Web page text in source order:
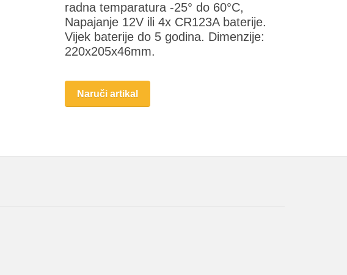
radna temparatura -25° do 60°C,
Napajanje 12V ili 4x CR123A baterije.
Vijek baterije do 5 godina. Dimenzije:
220x205x46mm.
Naruči artikal